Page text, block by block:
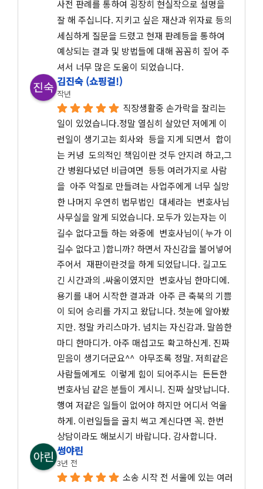
사전 판례를 통하여 굉장히 현실작으로 설명을
잘 해 주십니다. 지키고 싶은 재산과 위자료 등의
세심하게 질문을 드렸고 현재 판례등을 통하여
예상되는 결과 및 방법들에 대해 꼼꼼히 짚어 주
셔서 너무 많은 도움이 되었습니다.
김진숙 (쇼핑걸!)
작년
직장생활중 손가락을 잘리는
일이 있었습니다.정말 열심히 살았던 저에게 이
런일이 생기고는 회사와  등을 지게 되면서  합이
는 커녕  도의적인 책임이란 것두 안지려 하고,그
간 병원다녔던 비급여면  등등 여러가지로 사람
을  아주 악질로 만들려는 사업주에게 너무 실망
한 나머지 우연히 법무법인  대세라는  변호사님
사무실을 알게 되었습니다. 모두가 있는자는 이
길수 없다고들 하는 와중에  변호사님이( 누가 이
길수 없다고 )합니까? 하면서 자신감을 불어넣어
주어서  재판이란것을 하게 되었답니다. 길고도
긴 시간과의 .싸움이였지만  변호사님 한마디에.
용기를 내어 시작한 결과과  아주 큰 축북의 기쁨
이 되어 승리를 가지고 왔답니다. 첫눈에 알아봤
지만. 정말 카리스마가. 넘치는 자신감과. 말씀한
마디 한마디가. 아주 매섭고도 확고하신게. 진짜
믿음이 생기더군요^^  아무조록 정말. 저희같은
사람들에게도  이렇게 힘이 되어주시는  든든한
변호사님 같은 분들이 게시니. 진짜 살맛납니다.
행여 저같은 일들이 없어야 하지만 어디서 억울
하게. 이런일들을 골치 썩고 계신다면 꼭. 한번
상담이라도 해보시기 바랍니다. 감사합니다.
썽야린
3년 전
소송 시작 전 서울에 있는 여러